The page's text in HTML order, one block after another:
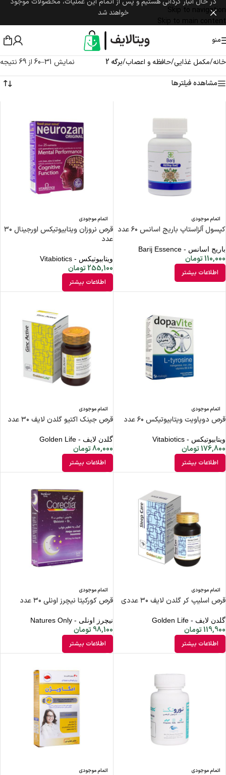
Skip to navigation
Skip to main content
خواهند شد
منو
خانه/مکمل غذایی/حافظه و اعصاب/برگه 2
نمایش 31–60 از 69 نتیجه
مشاهده فیلترها
اتمام موجودی
کپسول آلزاستاپ باریج اسانس ۶۰ عدد
باریج اسانس - Barij Essence
110,000تومان
اطلاعات بیشتر
اتمام موجودی
قرص نروزان ویتابیوتیکس اورجینال ۳۰
عدد
ویتابیوتیکس - Vitabiotics
255,100 تومان
اطلاعات بیشتر
اتمام موجودی
قرص دوپاویت ویتابیوتیکس ۶۰ عدد
ویتابیوتیکس - Vitabiotics
176,800تومان
اطلاعات بیشتر
اتمام موجودی
قرص جینک اکتیو گلدن لایف ۳۰ عدد
گلدن لایف - Golden Life
80,000تومان
اطلاعات بیشتر
اتمام موجودی
قرص اسلیپ کر گلدن لایف ۳۰ عددی
گلدن لایف - Golden Life
119,900تومان
اطلاعات بیشتر
اتمام موجودی
قرص کورکیتا نیچرز اونلی ۳۰ عدد
نیچرز اونلی - Natures Only
98,100 تومان
اطلاعات بیشتر
اتمام موجودی اتمام موجودی